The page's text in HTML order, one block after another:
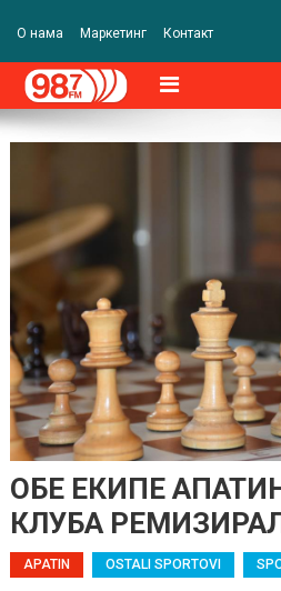
О нама Маркетинг Контакт
ОБЕ ЕКИПЕ
КЛУБА
APATIN OSTALI SPORTOVI